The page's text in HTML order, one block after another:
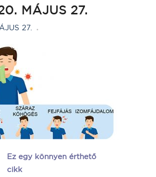
MÁJUS 27.
27.
Ez egy könnyen érthető
cikk